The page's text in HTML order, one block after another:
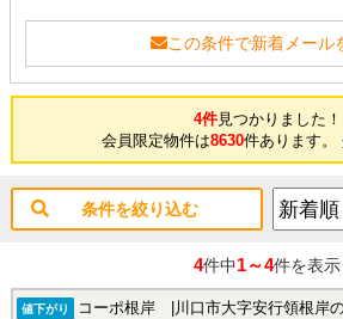
この条件で新着メール
4件見つかりました！
会員限定物件は8630件あります。
条件を絞り込む
4件中1～4件を表示
値下がり コーポ根岸 |川口市大字安行領根岸